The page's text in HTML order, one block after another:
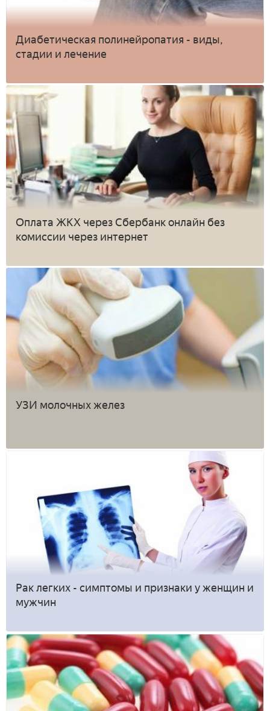
Диабетическая полинейропатия - виды,
стадии и лечение
Оплата ЖКХ через Сбербанк онлайн без
комиссии через интернет
УЗИ молочных желез
Рак легких - симптомы и признаки у женщин и
мужчин